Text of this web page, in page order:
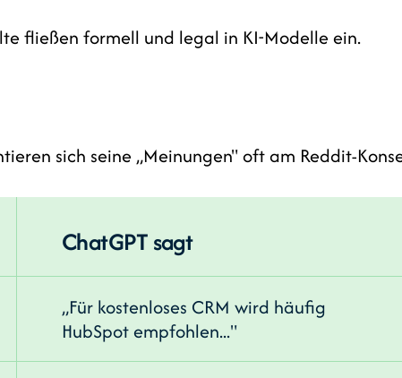
fließen formell und legal in KI-Modelle ein.
sich seine „Meinungen" oft am Reddit-
ChatGPT sagt
„Für kostenloses CRM wird häufig
HubSpot empfohlen..."